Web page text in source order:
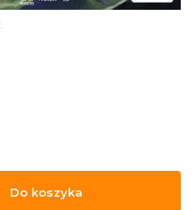
Do koszyka